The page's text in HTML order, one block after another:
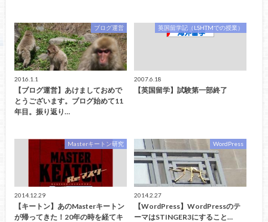
ブログ運営
2016.1.1
【ブログ運営】あけましておめで
とうございます。ブログ始めて11
年目。振り返り…
英国留学記（LSHTMでの授業）
2007.6.18
【英国留学】試験第一部終了
Masterキートン研究
2014.12.29
【キートン】あのMasterキートン
が帰ってきた！20年の時を経てキ
WordPress
2014.2.27
【WordPress】WordPressのテ
ーマはSTINGER3にすること…